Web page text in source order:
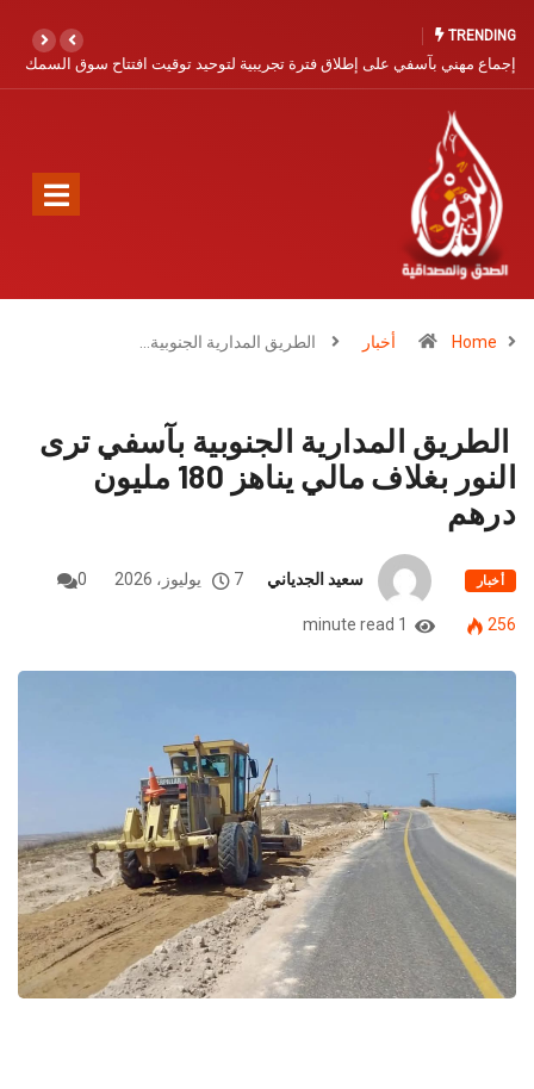
TRENDING
سوق السمك آسفي… مدينة التاريخ والخزف تنتظر نهضة سياحية
Home أخبار الطريق المدارية الجنوبية…
الطريق المدارية الجنوبية بآسفي ترى
النور بغلاف مالي يناهز 180 مليون
درهم
أخبار سعيد الجدياني 7 يوليوز، 2026 0
256
1 minute read